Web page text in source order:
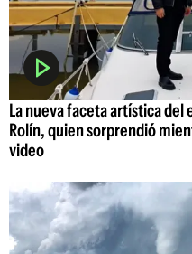
La nueva faceta artística del
Rolín, quien sorprendió
video